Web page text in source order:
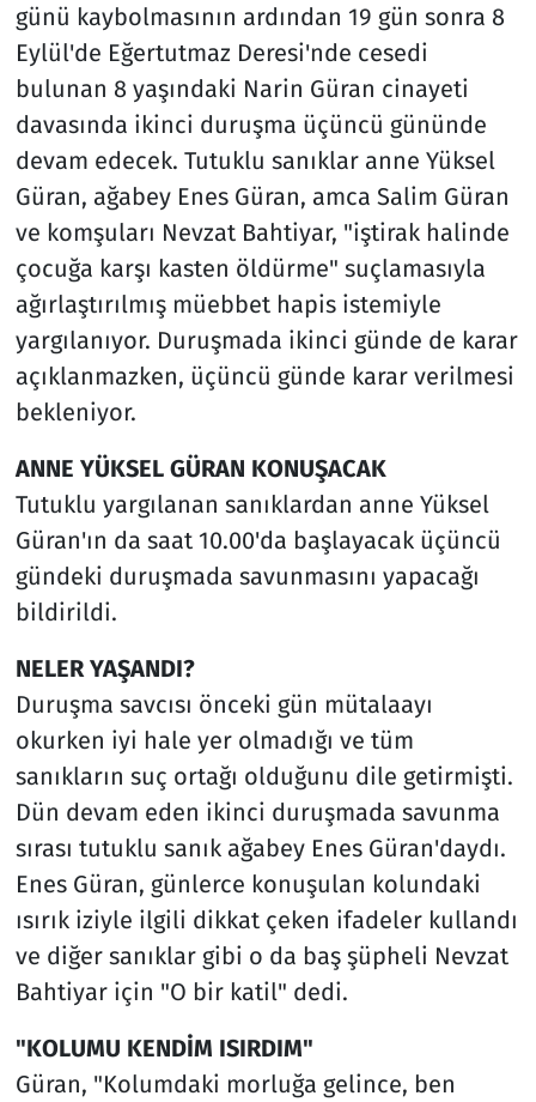
günü kaybolmasının ardından 19 gün sonra 8
Eylül'de Eğertutmaz Deresi'nde cesedi
bulunan 8 yaşındaki Narin Güran cinayeti
davasında ikinci duruşma üçüncü gününde
devam edecek. Tutuklu sanıklar anne Yüksel
Güran, ağabey Enes Güran, amca Salim Güran
ve komşuları Nevzat Bahtiyar, "iştirak halinde
çocuğa karşı kasten öldürme" suçlamasıyla
ağırlaştırılmış müebbet hapis istemiyle
yargılanıyor. Duruşmada ikinci günde de karar
açıklanmazken, üçüncü günde karar verilmesi
bekleniyor.
ANNE YÜKSEL GÜRAN KONUŞACAK
Tutuklu yargılanan sanıklardan anne Yüksel
Güran'ın da saat 10.00'da başlayacak üçüncü
gündeki duruşmada savunmasını yapacağı
bildirildi.
NELER YAŞANDI?
Duruşma savcısı önceki gün mütalaayı
okurken iyi hale yer olmadığı ve tüm
sanıkların suç ortağı olduğunu dile getirmişti.
Dün devam eden ikinci duruşmada savunma
sırası tutuklu sanık ağabey Enes Güran'daydı.
Enes Güran, günlerce konuşulan kolundaki
ısırık iziyle ilgili dikkat çeken ifadeler kullandı
ve diğer sanıklar gibi o da baş şüpheli Nevzat
Bahtiyar için "O bir katil" dedi.
"KOLUMU KENDİM ISIRDIM"
Güran, "Kolumdaki morluğa gelince, ben
Televizyon